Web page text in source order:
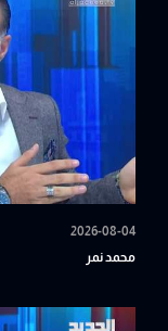
2026-08-04
محمد نمر